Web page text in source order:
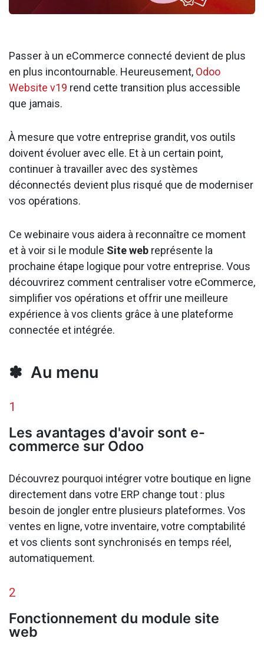
Passer à un eCommerce connecté devient de plus
en plus incontournable. Heureusement, Odoo
Website v19 rend cette transition plus accessible
que jamais.
À mesure que votre entreprise grandit, vos outils
doivent évoluer avec elle. Et à un certain point,
continuer à travailler avec des systèmes
déconnectés devient plus risqué que de moderniser
vos opérations.
Ce webinaire vous aidera à reconnaître ce moment
et à voir si le module Site web représente la
prochaine étape logique pour votre entreprise. Vous
découvrirez comment centraliser votre eCommerce,
simplifier vos opérations et offrir une meilleure
expérience à vos clients grâce à une plateforme
connectée et intégrée.
✽ Au menu
1
Les avantages d'avoir sont e-
commerce sur Odoo
Découvrez pourquoi intégrer votre boutique en ligne
directement dans votre ERP change tout : plus
besoin de jongler entre plusieurs plateformes. Vos
ventes en ligne, votre inventaire, votre comptabilité
et vos clients sont synchronisés en temps réel,
automatiquement.
2
Fonctionnement du module site
web